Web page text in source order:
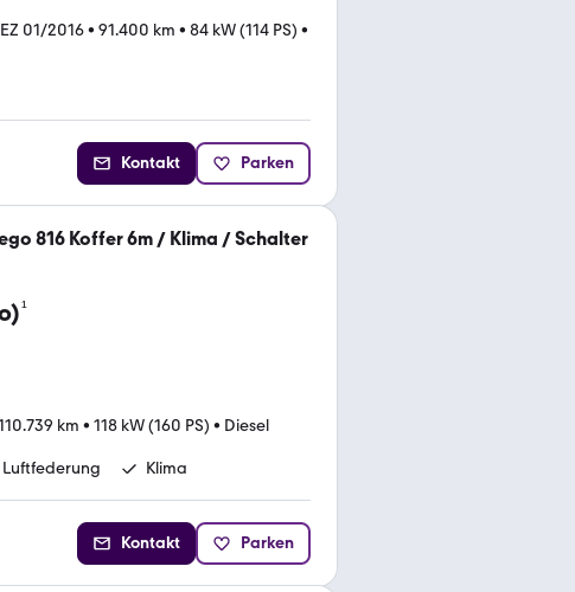
EZ 01/2016• 91.400 km • 84 kW (114 PS) •
Kontakt Parken
816 Koffer 6m / Klima / Schalter
¹
km • 118 kW (160 PS) • Diesel
Luftfederung Klima
Kontakt Parken